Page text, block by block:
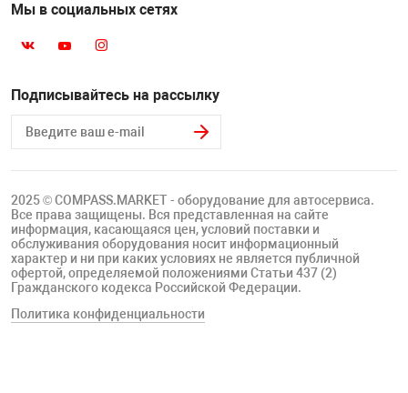
Мы в социальных сетях
Подписывайтесь на рассылку
2025 © COMPASS.MARKET - оборудование для автосервиса.
Все права защищены. Вся представленная на сайте
информация, касающаяся цен, условий поставки и
обслуживания оборудования носит информационный
характер и ни при каких условиях не является публичной
офертой, определяемой положениями Статьи 437 (2)
Гражданского кодекса Российской Федерации.
Политика конфиденциальности